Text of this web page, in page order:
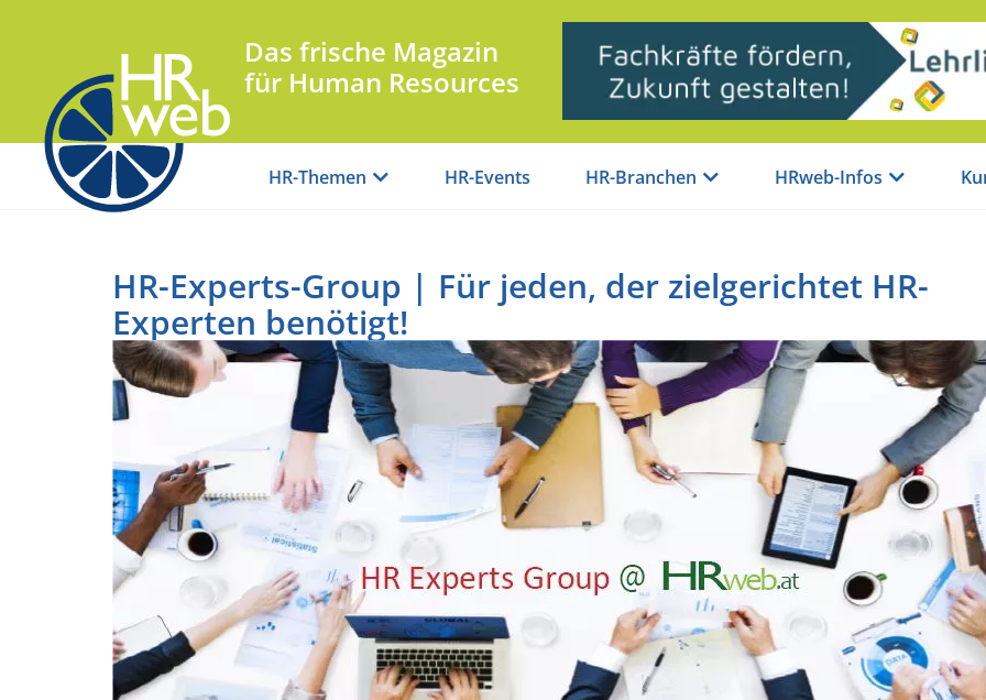
Das frische Magazin
für Human Resources
HR-Themen HR-Events HR-Branchen HRweb-Infos
HR-Experts-Group | Für jeden, der zielgerichtet HR-
Experten benötigt!